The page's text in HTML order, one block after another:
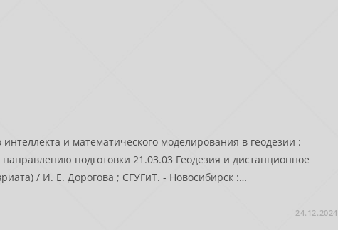
и математического моделирования в геодезии :
подготовки 21.03.03 Геодезия и дистанционное
/ И. Е. Дорогова ; СГУГиТ. - Новосибирск :…
24.12.2024